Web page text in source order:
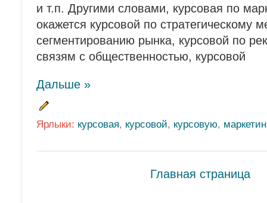
и т.п. Другими словами, курсовая по
окажется курсовой по стратегическому
сегментированию рынка, курсовой по
связям с общественностью, курсовой
Дальше »
Ярлыки: курсовая, курсовой, курсовую,
Главная страница